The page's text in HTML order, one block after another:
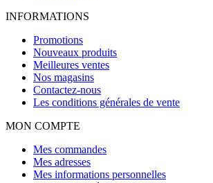
INFORMATIONS
Promotions
Nouveaux produits
Meilleures ventes
Nos magasins
Contactez-nous
Les conditions générales de vente
MON COMPTE
Mes commandes
Mes adresses
Mes informations personnelles